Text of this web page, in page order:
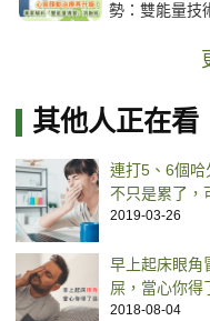
關鍵
勢：雙能量技
其他人正在看
連打5、6個哈
不只是累了，
病上身
2019-03-26
早上起床眼角
屎，當心你得
2018-08-04